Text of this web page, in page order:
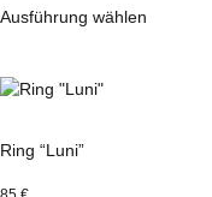
Ausführung wählen
Ring “Luni”